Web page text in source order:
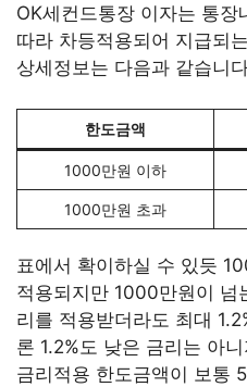
OK세컨드통장 이자는 통장
따라 차등적용되어 지급되
상세정보는 다음과 같습니
한도금액
1000만원 이하
1000만원 초과
표에서 확이하실 수 있듯
적용되지만 1000만원이 넘
리를 적용받더라도 최대
론 1.2%도 낮은 금리는 아
금리적용 한도금액이 보통